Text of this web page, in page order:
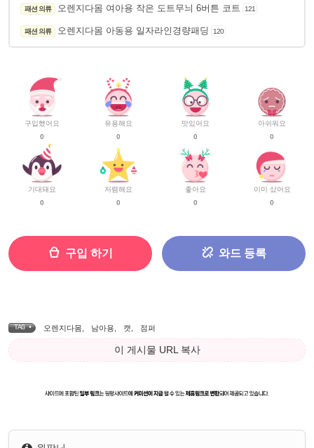
패션 의류 오렌지다몸 여아용 작은 도트무늬 6버튼 코트 121
패션 의류 오렌지다몸 아동용 일자라인경량패딩 120
구입했어요
0
기대돼요
0
유용해요
0
저렴해요
0
맛있어요
0
좋아요
0
아쉬워요
0
이미 샀어요
0
구입 하기 와드 등록
TAG • 오렌지다몸 남아용 캣 점퍼
이 게시물 URL 복사